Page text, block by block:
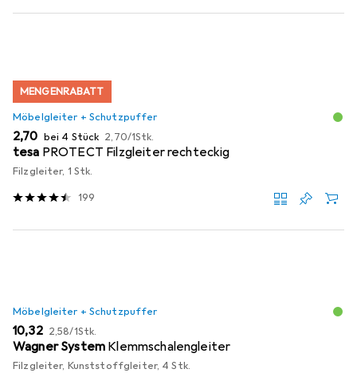
MENGENRABATT
Möbelgleiter + Schutzpuffer
EUR
2,70 bei 4 Stück EUR
2,70/1Stk.
tesa PROTECT Filzgleiter rechteckig
Filzgleiter, 1 Stk.
199
Möbelgleiter + Schutzpuffer
EUR
10,32 EUR
2,58/1Stk.
Wagner System Klemmschalengleiter
Filzgleiter, Kunststoffgleiter, 4 Stk.